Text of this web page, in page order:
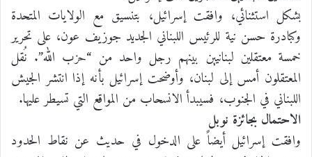
بشكل استثنائي، وافقت إسرائيل، بتنسيق مع الولايات المتحدة
وكبادرة حسن نية للرئيس اللبناني الجديد جوزيف عون، على تحرير
خمسة معتقلين لبنانيين بينهم رجل واحد من “حزب الله”. نُقل
المعتقلون أمس إلى لبنان، وأوضحت إسرائيل بأنه إذا انتشر الجيش
اللبناني في الجنوب، فسيبدأ الانسحاب من المواقع التي تسيطر عليها.
الاحتمال بجائزة نوبل
وافقت إسرائيل أيضاً على الدخول في حديث عن نقاط الحدود